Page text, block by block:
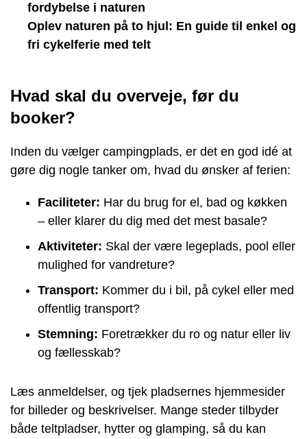
fordybelse i naturen
Oplev naturen på to hjul: En guide til enkel og
fri cykelferie med telt
Hvad skal du overveje, før du
booker?
Inden du vælger campingplads, er det en god idé at
gøre dig nogle tanker om, hvad du ønsker af ferien:
Faciliteter: Har du brug for el, bad og køkken
– eller klarer du dig med det mest basale?
Aktiviteter: Skal der være legeplads, pool eller
mulighed for vandreture?
Transport: Kommer du i bil, på cykel eller med
offentlig transport?
Stemning: Foretrækker du ro og natur eller liv
og fællesskab?
Læs anmeldelser, og tjek pladsernes hjemmesider
for billeder og beskrivelser. Mange steder tilbyder
både teltpladser, hytter og glamping, så du kan